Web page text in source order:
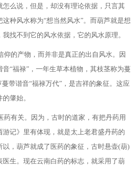
怎么说，但是，却没有理论依据，只言其
种风水称为“想当然风水”。而葫芦就是想
找不到它的风水依据，它的风水原理。
仰的产物，而并非是真正的出自风水。因
音“福禄”，一年生草本植物，其枝茎称为蔓
带谐音“福禄万代”，是吉祥的象征。这应
肇始。
药有关。因为，古时的道家，有把丹药用
记》里有体现，就是太上老君盛丹药的
以，葫芦就成了医药的象征，古时悬壶(葫)
生。现在云南白药的标志，就采用了葫